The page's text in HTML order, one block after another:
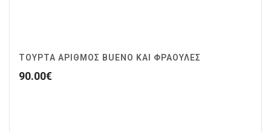
ΤΟΥΡΤΑ ΑΡΙΘΜΟΣ BUENO ΚΑΙ ΦΡΑΟΥΛΕΣ
90.00€